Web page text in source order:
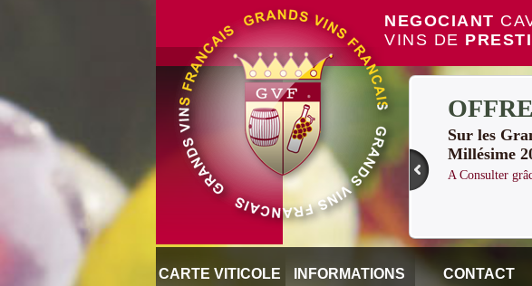
NEGOCIANT
VINS DE
Sur les
Millésime
A Consulter
CARTE VITICOLE INFORMATIONS CONTACT